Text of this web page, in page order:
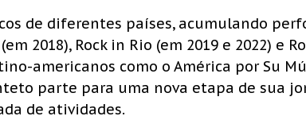
de diferentes países, acumulando
2018), Rock in Rio (em 2019 e 2022) e
americanos como o América por Su
parte para uma nova etapa de sua
de atividades.